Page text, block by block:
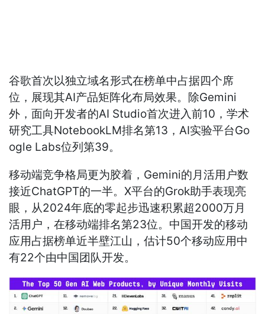
谷歌首次以独立域名形式在榜单中占据四个席
位，展现其AI产品矩阵化布局效果。除Gemini
外，面向开发者的AI Studio首次进入前10，学术
研究工具NotebookLM排名第13，AI实验平台Go
ogle Labs位列第39。
移动端竞争格局更为胶着，Gemini的月活用户数
接近ChatGPT的一半。X平台的Grok助手表现亮
眼，从2024年底的零起步迅速积累超2000万月
活用户，在移动端排名第23位。中国开发的移动
应用占据榜单近半壁江山，估计50个移动应用中
有22个由中国团队开发。